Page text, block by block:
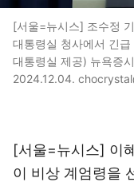
[서울=뉴시스] 조수정
대통령실 청사에서 긴
대통령실 제공) 뉴욕증
2024.12.04.
[서울=뉴시스] 이
이 비상 계엄령을